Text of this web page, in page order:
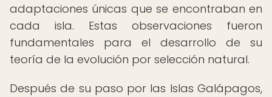
adaptaciones únicas que se encontraban en
cada isla. Estas observaciones fueron
fundamentales para el desarrollo de su
teoría de la evolución por selección natural.
Después de su paso por las Islas Galápagos,